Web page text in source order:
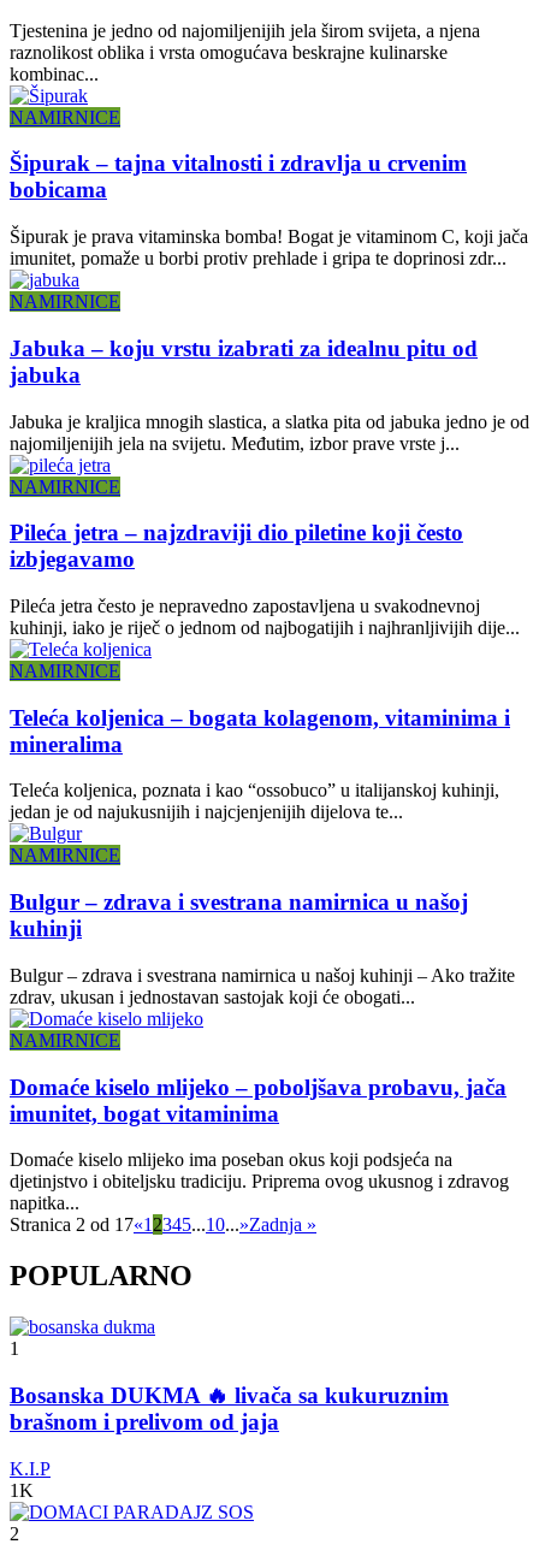
Tjestenina je jedno od najomiljenijih jela širom svijeta, a njena
raznolikost oblika i vrsta omogućava beskrajne kulinarske
kombinac...
NAMIRNICE
Šipurak – tajna vitalnosti i zdravlja u crvenim
bobicama
Šipurak je prava vitaminska bomba! Bogat je vitaminom C, koji jača
imunitet, pomaže u borbi protiv prehlade i gripa te doprinosi zdr...
NAMIRNICE
Jabuka – koju vrstu izabrati za idealnu pitu od
jabuka
Jabuka je kraljica mnogih slastica, a slatka pita od jabuka jedno je od
najomiljenijih jela na svijetu. Međutim, izbor prave vrste j...
NAMIRNICE
Pileća jetra – najzdraviji dio piletine koji često
izbjegavamo
Pileća jetra često je nepravedno zapostavljena u svakodnevnoj
kuhinji, iako je riječ o jednom od najbogatijih i najhranljivijih dije...
NAMIRNICE
Teleća koljenica – bogata kolagenom, vitaminima i
mineralima
Teleća koljenica, poznata i kao “ossobuco” u italijanskoj kuhinji,
jedan je od najukusnijih i najcjenjenijih dijelova te...
NAMIRNICE
Bulgur – zdrava i svestrana namirnica u našoj
kuhinji
Bulgur – zdrava i svestrana namirnica u našoj kuhinji – Ako tražite
zdrav, ukusan i jednostavan sastojak koji će obogati...
NAMIRNICE
Domaće kiselo mlijeko – poboljšava probavu, jača
imunitet, bogat vitaminima
Domaće kiselo mlijeko ima poseban okus koji podsjeća na
djetinjstvo i obiteljsku tradiciju. Priprema ovog ukusnog i zdravog
napitka...
Stranica 2 od 17«1 2345...10...»Zadnja »
POPULARNO
1
Bosanska DUKMA 🔥 livača sa kukuruznim
brašnom i prelivom od jaja
K.I.P
1K
2